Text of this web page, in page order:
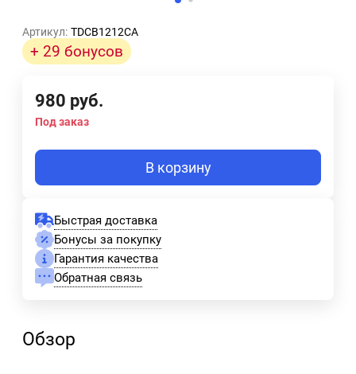
Артикул: TDCB1212CA
+ 29 бонусов
980 руб.
Под заказ
В корзину
Быстрая доставка
Бонусы за покупку
Гарантия качества
Обратная связь
Обзор